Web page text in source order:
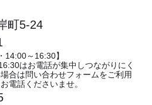
町5-24
14:00～16:30】
はお電話が集中しつながりにく
合は問い合わせフォームをご利用
電話くださいませ。